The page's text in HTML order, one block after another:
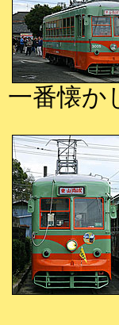
一番懐か